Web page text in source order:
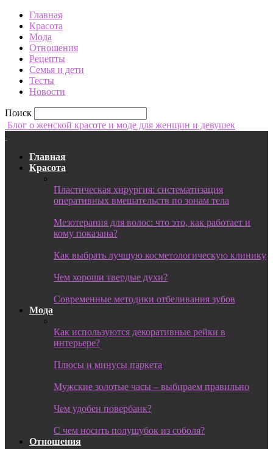
Главная
Красота
Мода
Отношения
Рецепты
Семья и дети
Тесты
Новости
Поиск
Блог о женской красоте и моде для женщин и девушек
Главная
Красота
Пластическая хирургия: систематизация
оперативных вмешательств по зонам тела
Мезотерапия для волос: что это, как работает и
кому показана?
Как выбрать лучшую косметологическую клинику
Чем хороши твердые духи?
Современные методики отбеливания зубов
Мода
Как используются декоративные рейки в
интерьере?
Плюсы и минусы паркета
Мужские золотые часы – выбираем правильно
Чем удобен повербанк?
С чем носить полушубок из соболя?
Отношения